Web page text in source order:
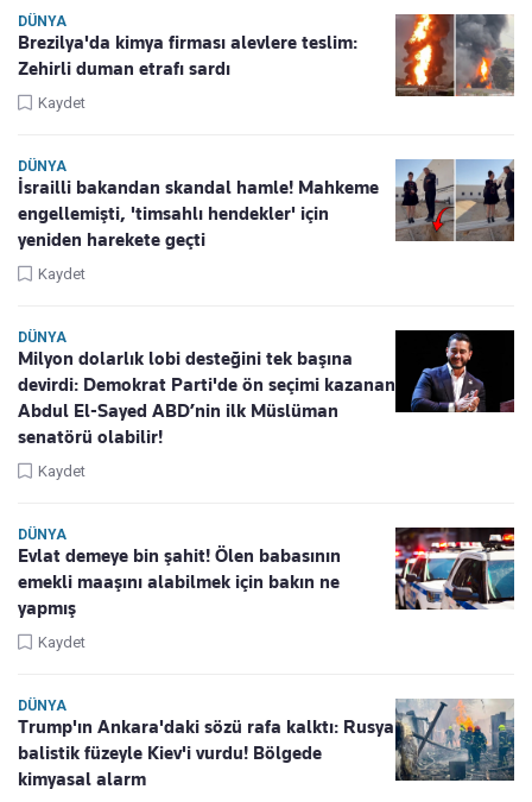
DÜNYA
Brezilya'da kimya firması alevlere teslim:
Zehirli duman etrafı sardı
Kaydet
DÜNYA
İsrailli bakandan skandal hamle! Mahkeme
engellemişti, 'timsahlı hendekler' için
yeniden harekete geçti
Kaydet
DÜNYA
Milyon dolarlık lobi desteğini tek başına
devirdi: Demokrat Parti'de ön seçimi kazanan
Abdul El-Sayed ABD’nin ilk Müslüman
senatörü olabilir!
Kaydet
DÜNYA
Evlat demeye bin şahit! Ölen babasının
emekli maaşını alabilmek için bakın ne
yapmış
Kaydet
DÜNYA
Trump'ın Ankara'daki sözü rafa kalktı: Rusya
balistik füzeyle Kiev'i vurdu! Bölgede
kimyasal alarm